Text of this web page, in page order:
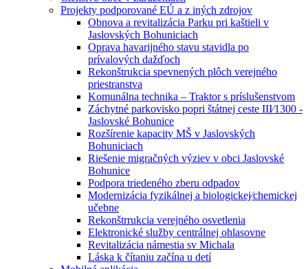
Projekty podporované EÚ a z iných zdrojov
Obnova a revitalizácia Parku pri kaštieli v
Jaslovských Bohuniciach
Oprava havarijného stavu stavidla po
prívalových dažďoch
Rekonštrukcia spevnených plôch verejného
priestranstva
Komunálna technika – Traktor s príslušenstvom
Záchytné parkovisko popri štátnej ceste III⁄1300 -
Jaslovské Bohunice
Rozšírenie kapacity MŠ v Jaslovských
Bohuniciach
Riešenie migračných výziev v obci Jaslovské
Bohunice
Podpora triedeného zberu odpadov
Modernizácia fyzikálnej a biologickej⁄chemickej
učebne
Rekonštrrukcia verejného osvetlenia
Elektronické služby centrálnej ohlasovne
Revitalizácia námestia sv Michala
Láska k čítaniu začína u detí